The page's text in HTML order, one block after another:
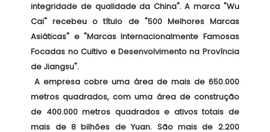
integridade de qualidade da China". A marca "Wu
Cai" recebeu o título de "500 Melhores Marcas
Asiáticas" e "Marcas Internacionalmente Famosas
Focadas no Cultivo e Desenvolvimento na Província
de Jiangsu".
A empresa cobre uma área de mais de 650.000
metros quadrados, com uma área de construção
de 400.000 metros quadrados e ativos totais de
mais de 8 bilhões de Yuan. São mais de 2.200